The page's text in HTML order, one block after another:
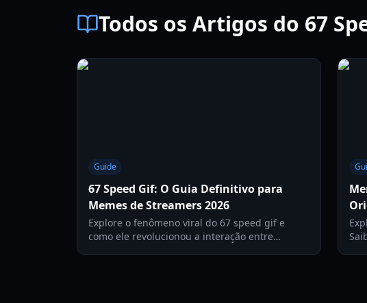
Todos os Artigos do 67
Guide
67 Speed Gif: O Guia Definitivo para
Memes de Streamers 2026
Explore o fenômeno viral do 67 speed gif e
como ele revolucionou a interação entre